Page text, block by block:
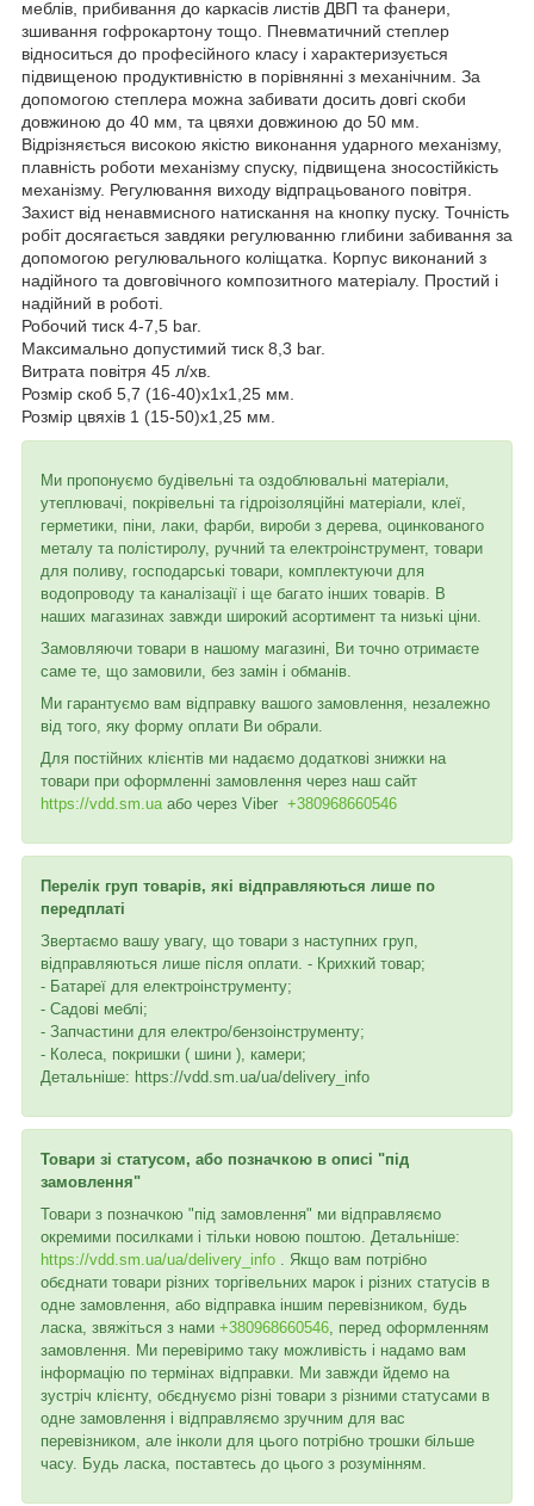
меблів, прибивання до каркасів листів ДВП та фанери,
зшивання гофрокартону тощо. Пневматичний степлер
відноситься до професійного класу і характеризується
підвищеною продуктивністю в порівнянні з механічним. За
допомогою степлера можна забивати досить довгі скоби
довжиною до 40 мм, та цвяхи довжиною до 50 мм.
Відрізняється високою якістю виконання ударного механізму,
плавність роботи механізму спуску, підвищена зносостійкість
механізму. Регулювання виходу відпрацьованого повітря.
Захист від ненавмисного натискання на кнопку пуску. Точність
робіт досягається завдяки регулюванню глибини забивання за
допомогою регулювального коліщатка. Корпус виконаний з
надійного та довговічного композитного матеріалу. Простий і
надійний в роботі.
Робочий тиск 4-7,5 bar.
Максимально допустимий тиск 8,3 bar.
Витрата повітря 45 л/хв.
Розмір скоб 5,7 (16-40)х1х1,25 мм.
Розмір цвяхів 1 (15-50)х1,25 мм.
Ми пропонуємо будівельні та оздоблювальні матеріали,
утеплювачі, покрівельні та гідроізоляційні матеріали, клеї,
герметики, піни, лаки, фарби, вироби з дерева, оцинкованого
металу та полістиролу, ручний та електроінструмент, товари
для поливу, господарські товари, комплектуючи для
водопроводу та каналізації і ще багато інших товарів. В
наших магазинах завжди широкий асортимент та низькі ціни.
Замовляючи товари в нашому магазині, Ви точно отримаєте
саме те, що замовили, без замін і обманів.
Ми гарантуємо вам відправку вашого замовлення, незалежно
від того, яку форму оплати Ви обрали.
Для постійних клієнтів ми надаємо додаткові знижки на
товари при оформленні замовлення через наш сайт
https://vdd.sm.ua або через Viber +380968660546
Перелік груп товарів, які відправляються лише по
передплаті
Звертаємо вашу увагу, що товари з наступних груп,
відправляються лише після оплати. - Крихкий товар;
- Батареї для електроінструменту;
- Садові меблі;
- Запчастини для електро/бензоінструменту;
- Колеса, покришки ( шини ), камери;
Детальніше: https://vdd.sm.ua/ua/delivery_info
Товари зі статусом, або позначкою в описі "під
замовлення"
Товари з позначкою "під замовлення" ми відправляємо
окремими посилками і тільки новою поштою. Детальніше:
https://vdd.sm.ua/ua/delivery_info . Якщо вам потрібно
обєднати товари різних торгівельних марок і різних статусів в
одне замовлення, або відправка іншим перевізником, будь
ласка, звяжіться з нами +380968660546 , перед оформленням
замовлення. Ми перевіримо таку можливість і надамо вам
інформацію по термінах відправки. Ми завжди йдемо на
зустріч клієнту, обєднуємо різні товари з різними статусами в
одне замовлення і відправляємо зручним для вас
перевізником, але інколи для цього потрібно трошки більше
часу. Будь ласка, поставтесь до цього з розумінням.